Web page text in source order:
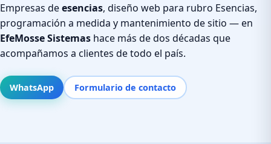
Empresas deesencias, diseño web para rubro Esencias,
programación a medida y mantenimiento de sitio — en
EfeMosse Sistemas hace más de dos décadas que
acompañamos a clientes de todo el país.
WhatsApp Formulario de contacto